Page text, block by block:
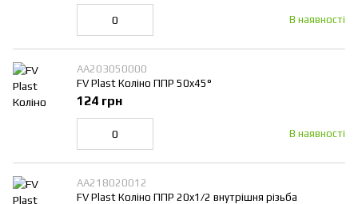
В наявності
AA203050000
FV Plast Коліно ППР 50x45°
В наявності
124 грн
AA218020012
FV Plast Коліно ППР 20x1/2 внутрішня різьба